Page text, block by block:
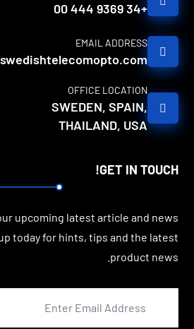
+34 9369 444 00
EMAIL ADDRESS
OFFICE LOCATION
SWEDEN, SPAIN,
THAILAND, USA
GET IN TOUCH!
upcoming latest article and news
today for hints, tips and the latest
product news.